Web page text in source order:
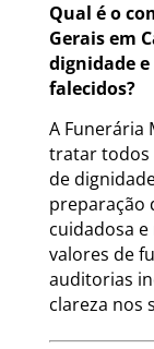
Qual é o
Gerais em
dignidade
falecidos?
A Funerária
tratar todos
de
preparação
cuidadosa
valores de
auditorias
clareza nos